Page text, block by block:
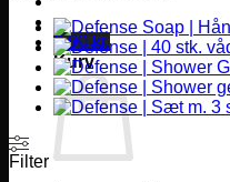
0,00kr.
Kurv
Filter